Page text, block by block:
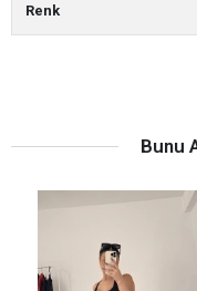
Renk
Bunu